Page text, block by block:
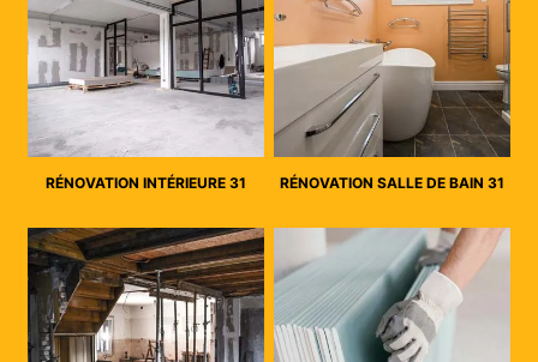
RÉNOVATION INTÉRIEURE 31 RÉNOVATION SALLE DE BAIN 31